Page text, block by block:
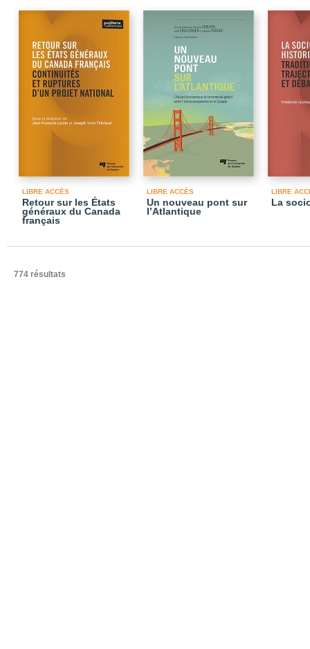
LIBRE ACCÈS
Retour sur les États
généraux du Canada
français
LIBRE ACCÈS
Un nouveau pont sur
l’Atlantique
LIBRE
La
774 résultats